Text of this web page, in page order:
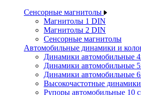
Сенсорные магнитолы
Магнитолы 1 DIN
Магнитолы 2 DIN
Сенсорные магнитолы
Автомобильные динамики и
Динамики автомобильные
Динамики автомобильные
Динамики автомобильные
Высокочастотные
Рупоры автомобильные 10